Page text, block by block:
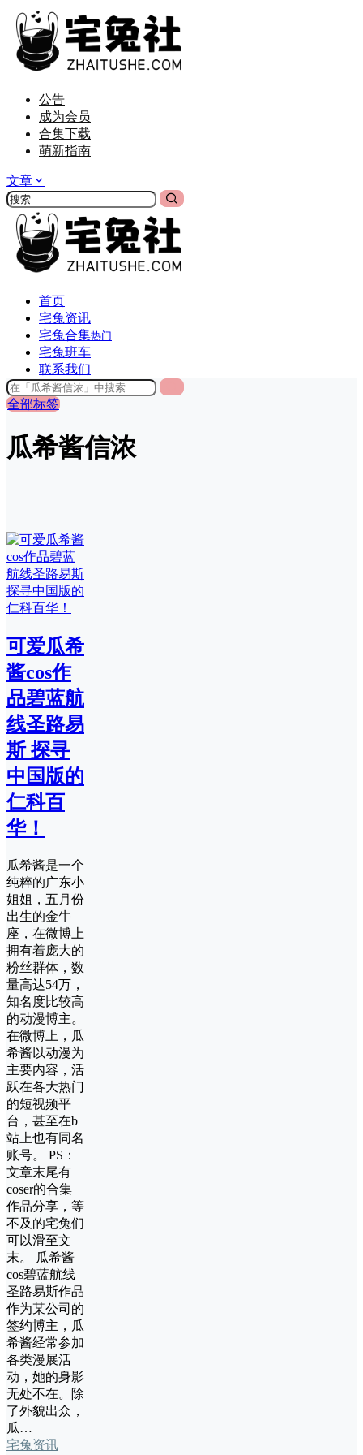
公告
成为会员
合集下载
萌新指南
文章
首页
宅兔资讯
宅兔合集热门
宅兔班车
联系我们
全部标签
瓜希酱信浓
可爱瓜希
酱cos作
品碧蓝航
线圣路易
斯 探寻
中国版的
仁科百
华！
瓜希酱是一个
纯粹的广东小
姐姐，五月份
出生的金牛
座，在微博上
拥有着庞大的
粉丝群体，数
量高达54万，
知名度比较高
的动漫博主。
在微博上，瓜
希酱以动漫为
主要内容，活
跃在各大热门
的短视频平
台，甚至在b
站上也有同名
账号。 PS：
文章末尾有
coser的合集
作品分享，等
不及的宅兔们
可以滑至文
末。 瓜希酱
cos碧蓝航线
圣路易斯作品
作为某公司的
签约博主，瓜
希酱经常参加
各类漫展活
动，她的身影
无处不在。除
了外貌出众，
瓜…
宅兔资讯